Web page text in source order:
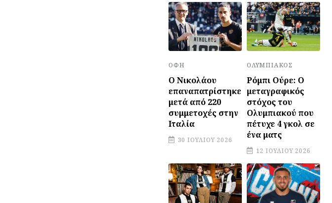
ΟΦΗ
Ο Νικολάου
επαναπατρίστηκε
μετά από 220
συμμετοχές στην
Ιταλία
30 ΙΟΥΛΊΟΥ 2026
ΟΛΥΜΠΙΑΚΌΣ
Ρόμπι Ούρε: Ο
μεταγραφικός
στόχος του
Ολυμπιακού που
πέτυχε 4 γκολ σε
ένα ματς
12 ΙΟΥΛΊΟΥ 2026